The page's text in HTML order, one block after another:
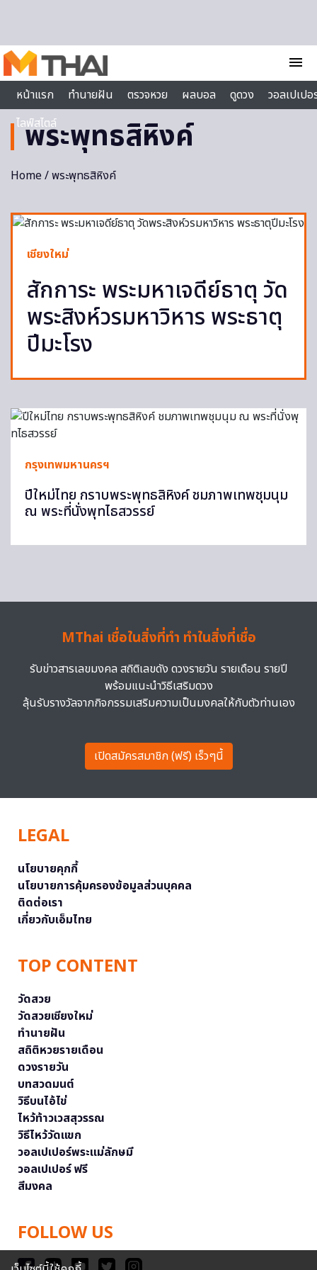
menu
หน้าแรก
ทำนายฝัน ตรวจหวย ผลบอล ดูดวง
วอลเปเป
ไลฟ์สไตล์
พระพุทธสิหิงค์
Home/ พระพุทธสิหิงค์
เชียงใหม่
สักการะ พระมหาเจดีย์ธาตุ วัด
พระสิงห์วรมหาวิหาร พระธาตุ
ปีมะโรง
กรุงเทพมหานครฯ
ปีใหม่ไทย กราบพระพุทธสิหิงค์ ชมภาพเทพชุมนุม
ณ พระที่นั่งพุทไธสวรรย์
MThai เชื่อในสิ่งที่ทำ ทำในสิ่งที่เชื่อ
รับข่าวสารเลขมงคล สถิติเลขดัง ดวงรายวัน รายเดือน รายปี
พร้อมแนะนำวิธีเสริมดวง
ลุ้นรับรางวัลจากกิจกรรมเสริมความเป็นมงคลให้กับตัวท่านเอง
เปิดสมัครสมาชิก (ฟรี) เร็วๆนี้
LEGAL
นโยบายคุกกี้
นโยบายการคุ้มครองข้อมูลส่วนบุคคล
ติดต่อเรา
เกี่ยวกับเอ็มไทย
TOP CONTENT
วัดสวย
วัดสวยเชียงใหม่
ทำนายฝัน
สถิติหวยรายเดือน
ดวงรายวัน
บทสวดมนต์
วิธีบนไอ้ไข่
ไหว้ท้าวเวสสุวรรณ
วิธีไหว้วัดแขก
วอลเปเปอร์พระแม่ลักษมี
วอลเปเปอร์ ฟรี
สีมงคล
FOLLOW US